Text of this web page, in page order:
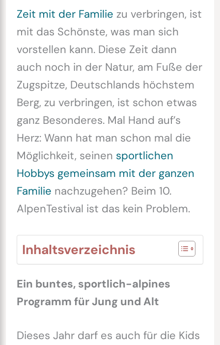
Zeit mit der Familie zu verbringen, ist
mit das Schönste, was man sich
vorstellen kann. Diese Zeit dann
auch noch in der Natur, am Fuße der
Zugspitze, Deutschlands höchstem
Berg, zu verbringen, ist schon etwas
ganz Besonderes. Mal Hand auf’s
Herz: Wann hat man schon mal die
Möglichkeit, seinen sportlichen
Hobbys gemeinsam mit der ganzen
Familie nachzugehen? Beim 10.
AlpenTestival ist das kein Problem.
Inhaltsverzeichnis
Ein buntes, sportlich-alpines
Programm für Jung und Alt
Dieses Jahr darf es auch für die Kids